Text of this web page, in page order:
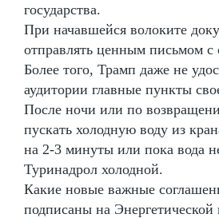
государства.
При начавшейся волоките
отправлять ценным письмом
Более того, Трамп даже не
аудитории главные пункты
После ночи или по
пускать холодную воду из
на 2-3 минуты или пока вода
Туринадрол холодной.
Какие новые важные
подписаны на Энергетической